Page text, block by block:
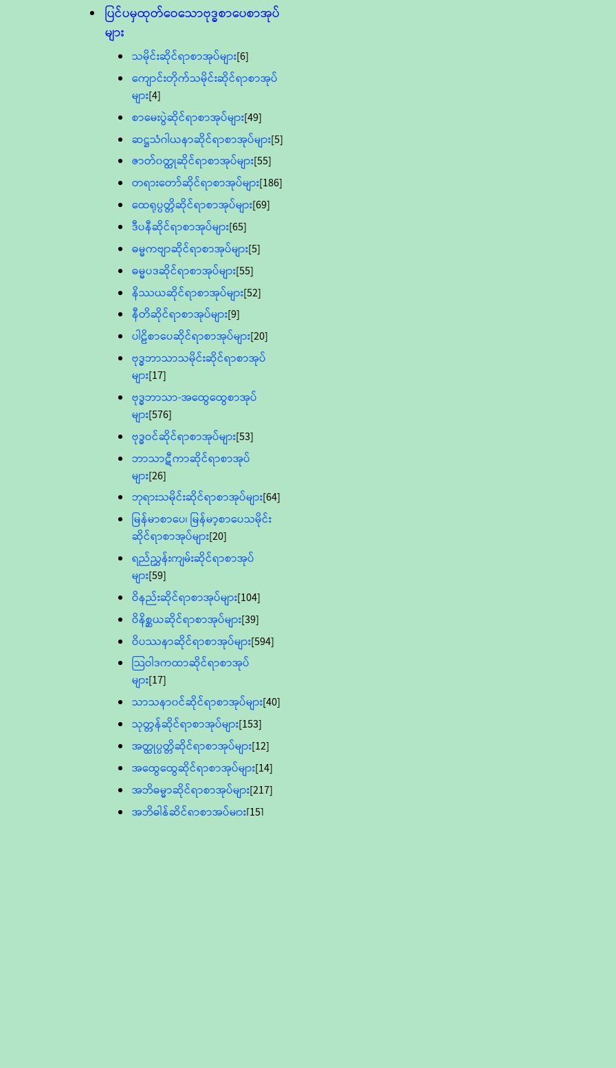
ပြင်ပမှထုတ်ဝေသောဗုဒ္ဓစာပေစာအုပ်
များ
သမိုင်းဆိုင်ရာစာအုပ်များ[6]
ကျောင်းတိုက်သမိုင်းဆိုင်ရာစာအုပ်
များ[4]
စာမေးပွဲဆိုင်ရာစာအုပ်များ[49]
ဆဋ္ဌသံဂါယနာဆိုင်ရာစာအုပ်များ[5]
ဇာတ်၀တ္ထုဆိုင်ရာစာအုပ်များ[55]
တရားတော်ဆိုင်ရာစာအုပ်များ[186]
ထေရုပ္ပတ္တိဆိုင်ရာစာအုပ်များ[69]
ဒီပနီဆိုင်ရာစာအုပ်များ[65]
ဓမ္မကဗျာဆိုင်ရာစာအုပ်များ[5]
ဓမ္မပဒဆိုင်ရာစာအုပ်များ[55]
နိဿယဆိုင်ရာစာအုပ်များ[52]
နီတိဆိုင်ရာစာအုပ်များ[9]
ပါဠိစာပေဆိုင်ရာစာအုပ်များ[20]
ဗုဒ္ဓဘာသာသမိုင်းဆိုင်ရာစာအုပ်
များ[17]
ဗုဒ္ဓဘာသာ-အထွေထွေစာအုပ်
များ[576]
ဗုဒ္ဓဝင်ဆိုင်ရာစာအုပ်များ[53]
ဘာသာဋီကာဆိုင်ရာစာအုပ်
များ[26]
ဘုရားသမိုင်းဆိုင်ရာစာအုပ်များ[64]
မြန်မာစာပေ၊ မြန်မာ့စာပေသမိုင်း
ဆိုင်ရာစာအုပ်များ[20]
ရည်ညွှန်းကျမ်းဆိုင်ရာစာအုပ်
များ[59]
ဝိနည်းဆိုင်ရာစာအုပ်များ[104]
ဝိနိစ္ဆယဆိုင်ရာစာအုပ်များ[39]
ဝိပဿနာဆိုင်ရာစာအုပ်များ[594]
သြဝါဒကထာဆိုင်ရာစာအုပ်
များ[17]
သာသနာ၀င်ဆိုင်ရာစာအုပ်များ[40]
သုတ္တန်ဆိုင်ရာစာအုပ်များ[153]
အတ္ထုပ္ပတ္တိဆိုင်ရာစာအုပ်များ[12]
အထွေထွေဆိုင်ရာစာအုပ်များ[14]
အဘိဓမ္မာဆိုင်ရာစာအုပ်များ[217]
အဘိဓါန်ဆိုင်ရာစာအုပ်များ[15]